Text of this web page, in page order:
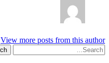
View more posts from this author